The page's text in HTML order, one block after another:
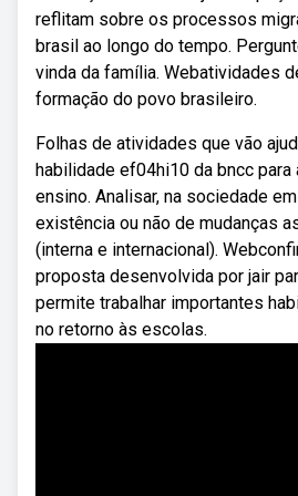
reflitam sobre os processos
brasil ao longo do tempo.
vinda da família. Webatividades
formação do povo brasileiro.
Folhas de atividades que vão
habilidade ef04hi10 da bncc para
ensino. Analisar, na sociedade
existência ou não de mudanças
(interna e internacional).
proposta desenvolvida por jair
permite trabalhar importantes
no retorno às escolas.